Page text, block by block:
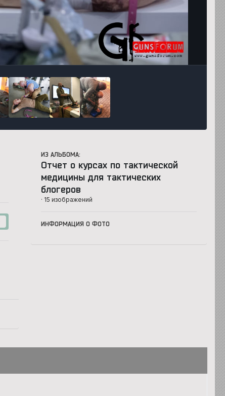
Инструменты
ИЗ АЛЬБОМА:
Отчет о курсах по тактической
медицины для тактических
блогеров
· 15 изображений
ИНФОРМАЦИЯ О ФОТО